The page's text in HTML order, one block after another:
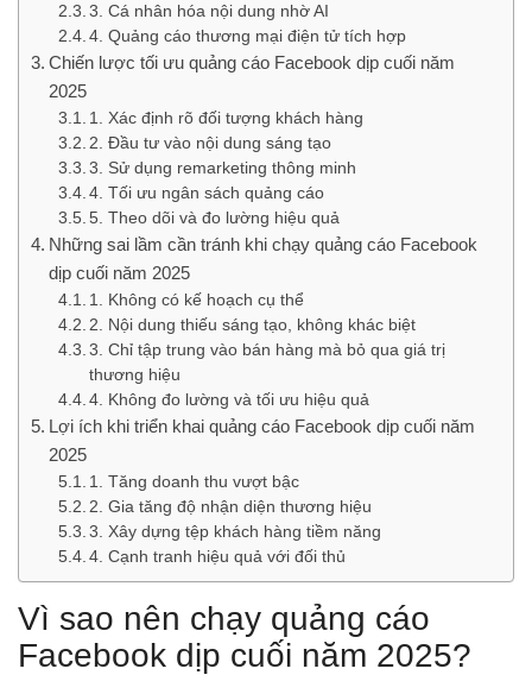
3. Cá nhân hóa nội dung nhờ AI
4. Quảng cáo thương mại điện tử tích hợp
Chiến lược tối ưu quảng cáo Facebook dịp cuối năm
2025
1. Xác định rõ đối tượng khách hàng
2. Đầu tư vào nội dung sáng tạo
3. Sử dụng remarketing thông minh
4. Tối ưu ngân sách quảng cáo
5. Theo dõi và đo lường hiệu quả
Những sai lầm cần tránh khi chạy quảng cáo Facebook
dịp cuối năm 2025
1. Không có kế hoạch cụ thể
2. Nội dung thiếu sáng tạo, không khác biệt
3. Chỉ tập trung vào bán hàng mà bỏ qua giá trị
thương hiệu
4. Không đo lường và tối ưu hiệu quả
Lợi ích khi triển khai quảng cáo Facebook dịp cuối năm
2025
1. Tăng doanh thu vượt bậc
2. Gia tăng độ nhận diện thương hiệu
3. Xây dựng tệp khách hàng tiềm năng
4. Cạnh tranh hiệu quả với đối thủ
Vì sao nên chạy quảng cáo
Facebook dịp cuối năm 2025?